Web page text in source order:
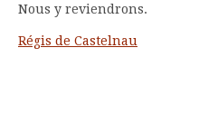
Nous y reviendrons.
Régis de Castelnau